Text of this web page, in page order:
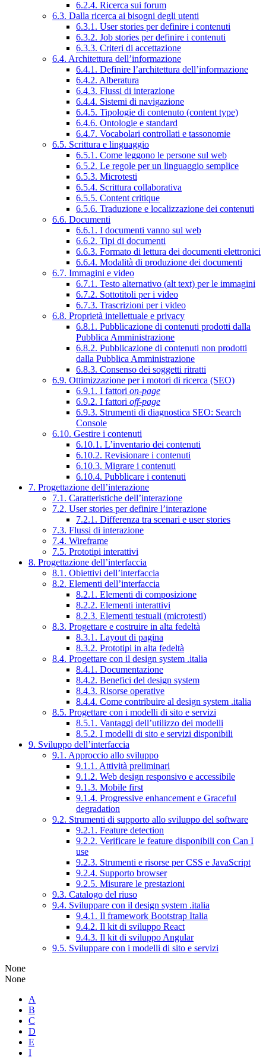
6.2.4. Ricerca sui forum
6.3. Dalla ricerca ai bisogni degli utenti
6.3.1. User stories per definire i contenuti
6.3.2. Job stories per definire i contenuti
6.3.3. Criteri di accettazione
6.4. Architettura dell’informazione
6.4.1. Definire l’architettura dell’informazione
6.4.2. Alberatura
6.4.3. Flussi di interazione
6.4.4. Sistemi di navigazione
6.4.5. Tipologie di contenuto (content type)
6.4.6. Ontologie e standard
6.4.7. Vocabolari controllati e tassonomie
6.5. Scrittura e linguaggio
6.5.1. Come leggono le persone sul web
6.5.2. Le regole per un linguaggio semplice
6.5.3. Microtesti
6.5.4. Scrittura collaborativa
6.5.5. Content critique
6.5.6. Traduzione e localizzazione dei contenuti
6.6. Documenti
6.6.1. I documenti vanno sul web
6.6.2. Tipi di documenti
6.6.3. Formato di lettura dei documenti elettronici
6.6.4. Modalità di produzione dei documenti
6.7. Immagini e video
6.7.1. Testo alternativo (alt text) per le immagini
6.7.2. Sottotitoli per i video
6.7.3. Trascrizioni per i video
6.8. Proprietà intellettuale e privacy
6.8.1. Pubblicazione di contenuti prodotti dalla
Pubblica Amministrazione
6.8.2. Pubblicazione di contenuti non prodotti
dalla Pubblica Amministrazione
6.8.3. Consenso dei soggetti ritratti
6.9. Ottimizzazione per i motori di ricerca (SEO)
6.9.1. I fattori on-page
6.9.2. I fattori off-page
6.9.3. Strumenti di diagnostica SEO: Search
Console
6.10. Gestire i contenuti
6.10.1. L’inventario dei contenuti
6.10.2. Revisionare i contenuti
6.10.3. Migrare i contenuti
6.10.4. Pubblicare i contenuti
7. Progettazione dell’interazione
7.1. Caratteristiche dell’interazione
7.2. User stories per definire l’interazione
7.2.1. Differenza tra scenari e user stories
7.3. Flussi di interazione
7.4. Wireframe
7.5. Prototipi interattivi
8. Progettazione dell’interfaccia
8.1. Obiettivi dell’interfaccia
8.2. Elementi dell’interfaccia
8.2.1. Elementi di composizione
8.2.2. Elementi interattivi
8.2.3. Elementi testuali (microtesti)
8.3. Progettare e costruire in alta fedeltà
8.3.1. Layout di pagina
8.3.2. Prototipi in alta fedeltà
8.4. Progettare con il design system .italia
8.4.1. Documentazione
8.4.2. Benefici del design system
8.4.3. Risorse operative
8.4.4. Come contribuire al design system .italia
8.5. Progettare con i modelli di sito e servizi
8.5.1. Vantaggi dell’utilizzo dei modelli
8.5.2. I modelli di sito e servizi disponibili
9. Sviluppo dell’interfaccia
9.1. Approccio allo sviluppo
9.1.1. Attività preliminari
9.1.2. Web design responsivo e accessibile
9.1.3. Mobile first
9.1.4. Progressive enhancement e Graceful
degradation
9.2. Strumenti di supporto allo sviluppo del software
9.2.1. Feature detection
9.2.2. Verificare le feature disponibili con Can I
use
9.2.3. Strumenti e risorse per CSS e JavaScript
9.2.4. Supporto browser
9.2.5. Misurare le prestazioni
9.3. Catalogo del riuso
9.4. Sviluppare con il design system .italia
9.4.1. Il framework Bootstrap Italia
9.4.2. Il kit di sviluppo React
9.4.3. Il kit di sviluppo Angular
9.5. Sviluppare con i modelli di sito e servizi
None
None
A
B
C
D
E
I